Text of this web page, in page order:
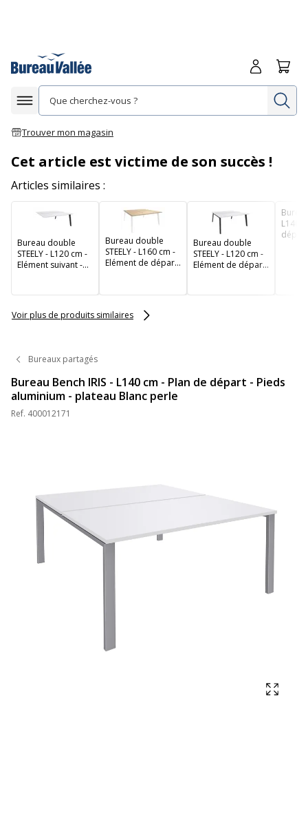
Afficher la navigation
Trouver mon magasin
Me
Cet article est victime de son succès !
Articles similaires :
Bureau double
STEELY - L120 cm -
Elément suivant -
Bureau double
STEELY - L160 cm -
Elément de départ
Chêne clair
Bureau double
STEELY - L120 cm -
Elément de départ
L140
Voir plus de produits similaires
Bureaux partagés
Bureau Bench IRIS - L140 cm - Plan de départ - Pieds
aluminium - plateau Blanc perle
Ref. 400012171